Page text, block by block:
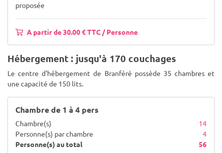
proposée
A partir de 30.00 € TTC / Personne
Hébergement : jusqu'à 170 couchages
Le centre d'hébergement de Branféré possède 35 chambres et
une capacité de 150 lits.
Chambre de 1 à 4 pers
Chambre(s)
14
Personne(s) par chambre
4
Personne(s) au total
56